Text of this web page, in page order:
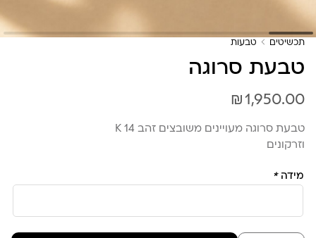
תכשיטים טבעות
טבעת סרוגה
₪1,950.00
טבעת סרוגה מעויינים משובצים זהב 14 K
וזרקונים
מידה*